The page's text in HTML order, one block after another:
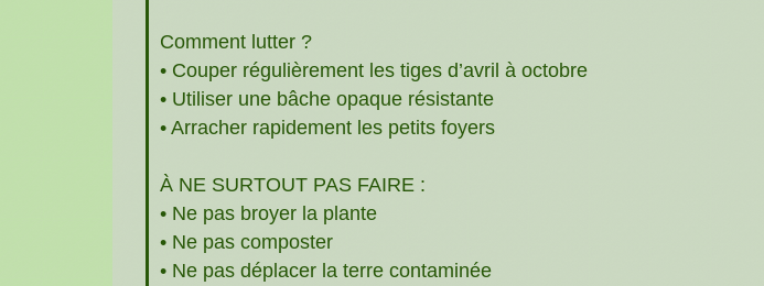
Comment lutter ?
• Couper régulièrement les tiges d’avril à octobre
• Utiliser une bâche opaque résistante
• Arracher rapidement les petits foyers
À NE SURTOUT PAS FAIRE :
• Ne pas broyer la plante
• Ne pas composter
• Ne pas déplacer la terre contaminée